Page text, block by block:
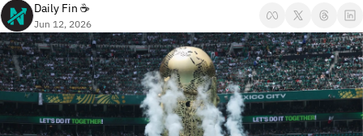
Daily Fin ☕
Jun 12, 2026